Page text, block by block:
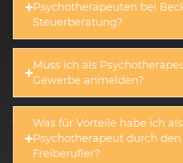
Psychotherapeuten bei
Steuerberatung?
Muss ich als
Gewerbe anmelden?
Was für Vorteile habe ich als
Psychotherapeut durch den
Freiberufler?